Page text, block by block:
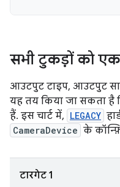
सभी टुकड़ों को
आउटपुट टाइप, आउटपुट
यह तय किया जा सकता है
हैं. इस चार्ट में, LEGACY
CameraDevice के
टारगेट 1